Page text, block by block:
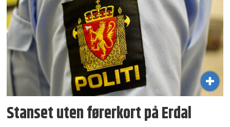
Stanset uten førerkort på Erdal